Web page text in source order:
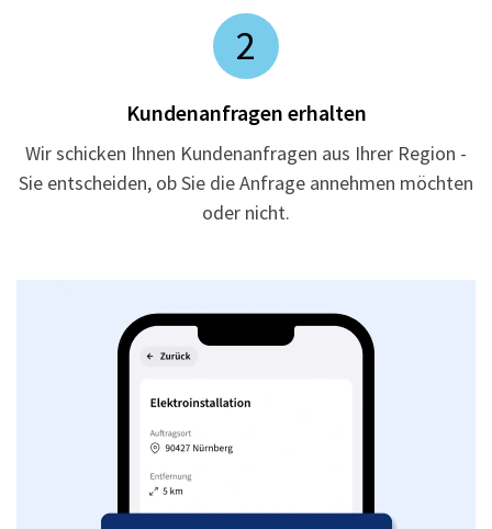
2
Kundenanfragen erhalten
Wir schicken Ihnen Kundenanfragen aus Ihrer Region -
Sie entscheiden, ob Sie die Anfrage annehmen möchten
oder nicht.